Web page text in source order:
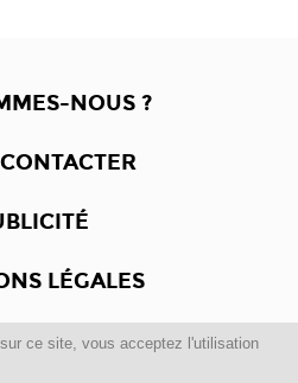
ce site, vous acceptez l'utilisation
NOUS ?
LÉGALES
Dewalgo- Tous droits réservés.